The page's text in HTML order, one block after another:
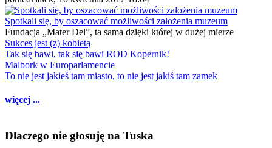
Spotkali się, by oszacować możliwości założenia muzeum
Fundacja „Mater Dei”, ta sama dzięki której w dużej mierze
Sukces jest (z) kobietą
Tak się bawi, tak się bawi ROD Kopernik!
Malbork w Europarlamencie
To nie jest jakieś tam miasto, to nie jest jakiś tam zamek
więcej ...
Dlaczego nie głosuję na Tuska